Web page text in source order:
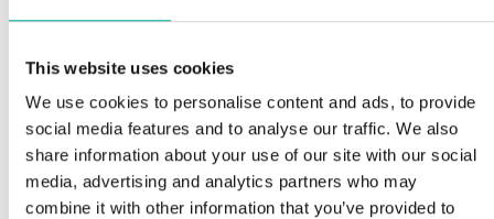
This website uses cookies
We use cookies to personalise content and ads, to provide
social media features and to analyse our traffic. We also
share information about your use of our site with our social
media, advertising and analytics partners who may
combine it with other information that you’ve provided to
Support
Du förtjänar att ha de allra bästa
förutsättningarna för din verksamhet.